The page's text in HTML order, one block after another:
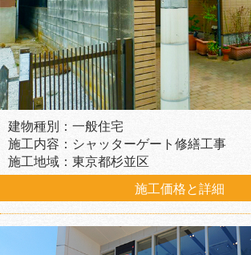
建物種別：一般住宅
施工内容：シャッターゲート修繕工事
施工地域：東京都杉並区
施工価格と詳細